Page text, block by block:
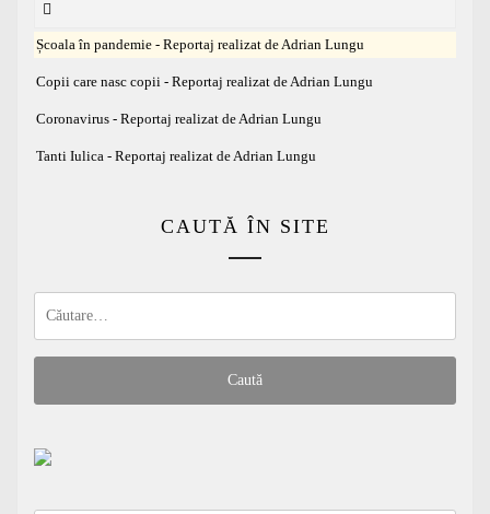
Școala în pandemie - Reportaj realizat de Adrian Lungu
Copii care nasc copii - Reportaj realizat de Adrian Lungu
Coronavirus - Reportaj realizat de Adrian Lungu
Tanti Iulica - Reportaj realizat de Adrian Lungu
CAUTĂ ÎN SITE